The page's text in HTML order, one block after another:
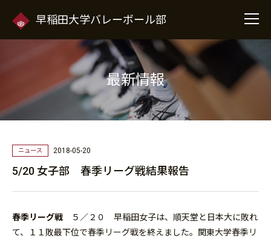
早稲田大学バレーボール部
最新情報
ニュース 2018-05-20
5/20 女子部 春季リーグ戦結果報告
春季リーグ戦 ５／２０
早稲田女子は、順天堂と日本大に敗れ
て、１１敗最下位で春季リーグ戦を終えました。関東大学春季リ